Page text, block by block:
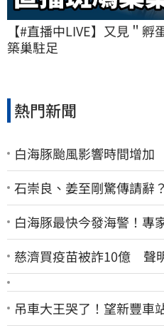
【#直播中LIVE】又見＂
築巢駐足
熱門新聞
白海豚颱風影響時間增
石崇良、姜至剛驚傳請辭
白海豚最快今發海警！專
慈濟買疫苗被詐10億 聲
吊車大王哭了！望新豐車